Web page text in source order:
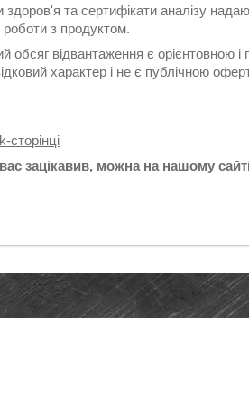
та сертифікати аналізу
з продуктом.
обсяг відвантаження є орієнтовною і
характер і не є публічною
сторінці
зацікавив, можна на нашому